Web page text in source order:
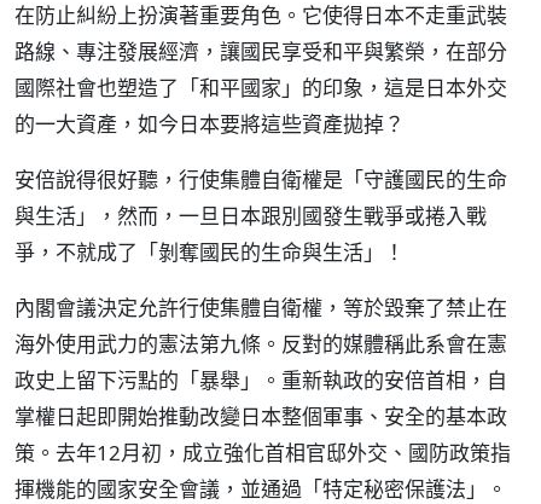
在防止糾紛上扮演著重要角色。它使得日本不走重武裝
路線、專注發展經濟，讓國民享受和平與繁榮，在部分
國際社會也塑造了「和平國家」的印象，這是日本外交
的一大資產，如今日本要將這些資產拋掉？
安倍說得很好聽，行使集體自衛權是「守護國民的生命
與生活」，然而，一旦日本跟別國發生戰爭或捲入戰
爭，不就成了「剝奪國民的生命與生活」！
內閣會議決定允許行使集體自衛權，等於毀棄了禁止在
海外使用武力的憲法第九條。反對的媒體稱此系會在憲
政史上留下污點的「暴舉」。重新執政的安倍首相，自
掌權日起即開始推動改變日本整個軍事、安全的基本政
策。去年12月初，成立強化首相官邸外交、國防政策指
揮機能的國家安全會議，並通過「特定秘密保護法」。